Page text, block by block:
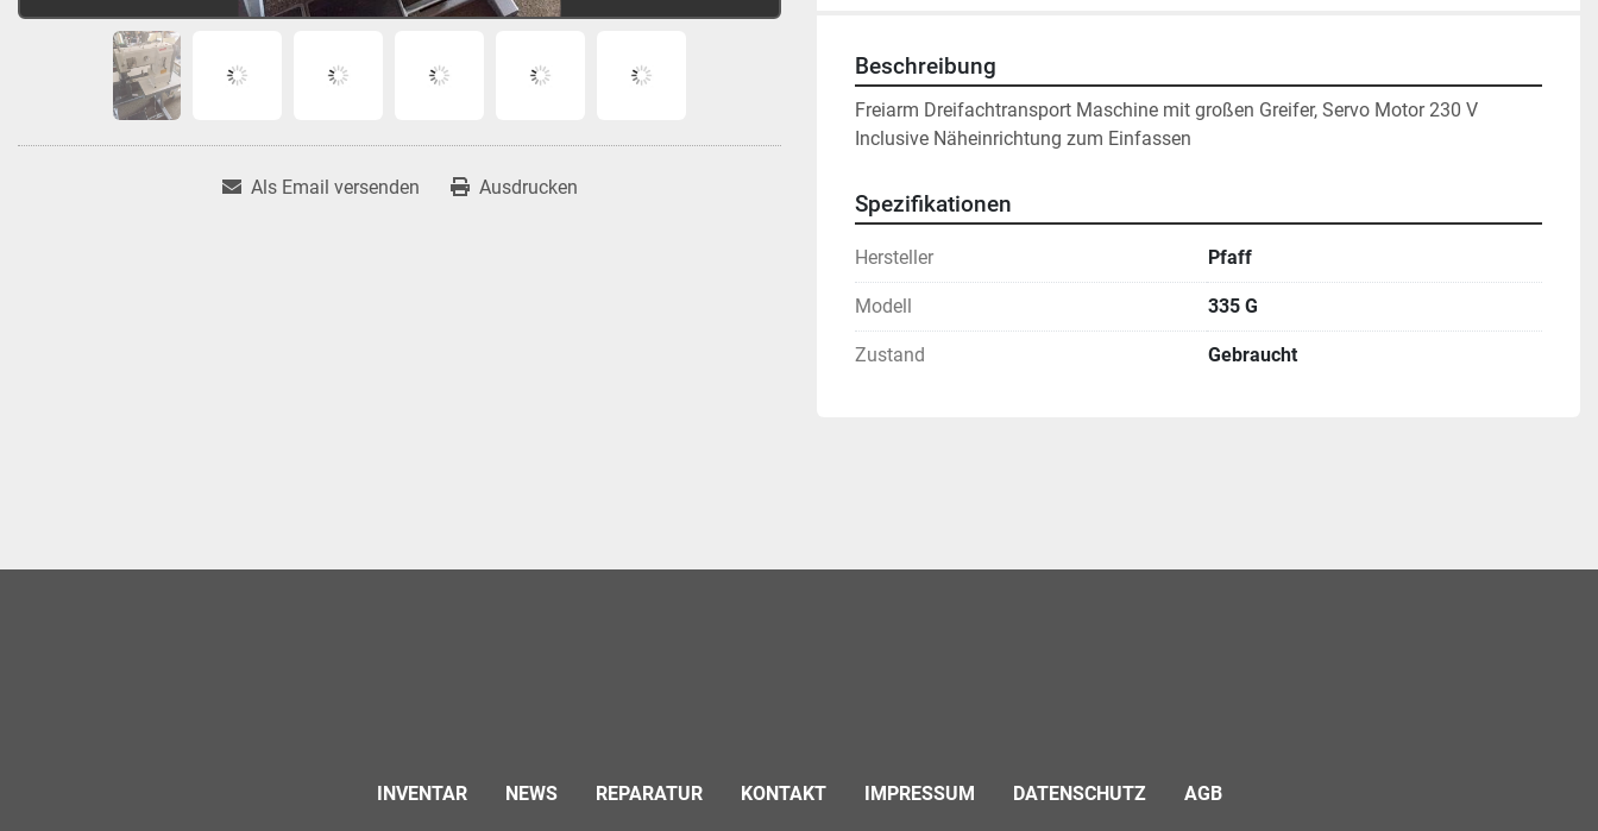
Als Email versenden Ausdrucken
Beschreibung
Freiarm Dreifachtransport Maschine mit großen Greifer, Servo Motor 230 V
Inclusive Näheinrichtung zum Einfassen
Spezifikationen
Hersteller Pfaff
Modell 335 G
Zustand Gebraucht
INVENTAR NEWS REPARATUR KONTAKT IMPRESSUM DATENSCHUTZ AGB